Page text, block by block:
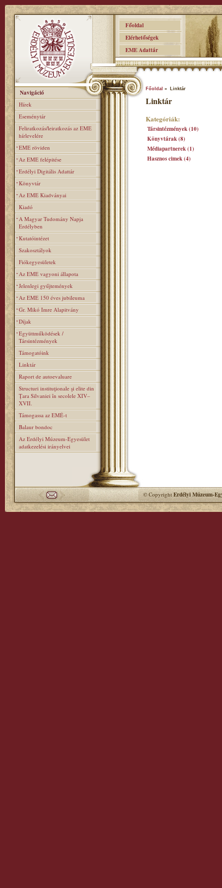
Főoldal
Elérhetőségek
EME Adattár
Navigáció
Hírek
Eseménytár
Feliratkozás/leiratkozás az EME
hírlevelére
EME röviden
Az EME felépitése
Erdélyi Digitális Adattár
Könyvtár
Az EME Kiadványai
Kiadó
A Magyar Tudomány Napja
Erdélyben
Kutatóintézet
Szakosztályok
Fiókegyesületek
Az EME vagyoni állapota
Jelenlegi gyűjtemények
Az EME 150 éves jubileuma
Gr. Mikó Imre Alapitvány
Díjak
Együttműködések /
Társintézmények
Támogatóink
Linktár
Raport de autoevaluare
Structuri instituţionale şi elite din
Ţara Silvaniei în secolele XIV–
XVII.
Támogassa az EMÉ-t
Balaur bondoc
Az Erdélyi Múzeum-Egyesület
adatkezelési irányelvei
Főoldal » Linktár
Linktár
Kategóriák:
Társintézmények (10)
Könyvtárak (8)
Médiapartnerek (1)
Hasznos cimek (4)
© CopyrightErdélyi Múzeum-